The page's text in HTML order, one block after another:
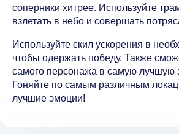
соперники хитрее. Используйте
взлетать в небо и совершать
Используйте скил ускорения в
чтобы одержать победу. Также
самого персонажа в самую лучшую
Гоняйте по самым различным
лучшие эмоции!